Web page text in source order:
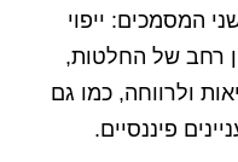
ייפוי
החלטות,
כמו גם